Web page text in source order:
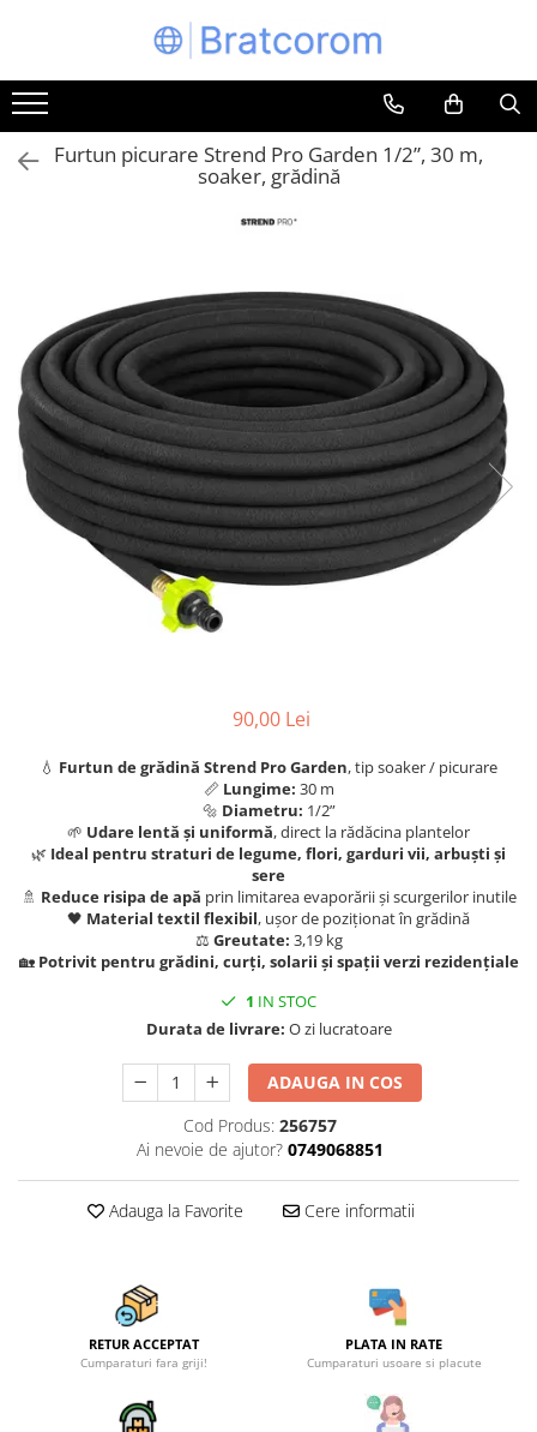
Toate Produsele
Articole animale
Adapatoare animale
Produse igiena externa animale
Auto
Bucatarii de vara Tuozi
Casa
Articole ambalare
Articole bucatarie
Articole mobila
Articole organizare
Articole Sportive
Constructii
Accesorii gresie si faianta
Accesorii pentru faianta, gresie si
mozaicuri
Accesorii polizare si slefuire
Accesorii vopsire si tencuire
Materiale electrice
Sarma constructii
Scule, unelte si masini
Suruburi, dibluri si accesorii
Corpuri de iluminat
Lustre si pendule
Furtun picurare Strend Pro Garden 1/2”, 30 m,
soaker, grădină
90,00 Lei
💧 Furtun de grădină Strend Pro Garden, tip soaker / picurare
📏 Lungime: 30 m
🔩 Diametru: 1/2”
🌱 Udare lentă și uniformă, direct la rădăcina plantelor
🌿 Ideal pentru straturi de legume, flori, garduri vii, arbuști și
sere
🚿 Reduce risipa de apă prin limitarea evaporării și scurgerilor inutile
🖤 Material textil flexibil, ușor de poziționat în grădină
⚖️ Greutate: 3,19 kg
🏡 Potrivit pentru grădini, curți, solarii și spații verzi rezidențiale
1 IN STOC
Durata de livrare: O zi lucratoare
ADAUGA IN COS
Cod Produs: 256757
Ai nevoie de ajutor? 0749068851
Adauga la Favorite Cere informatii
RETUR ACCEPTAT
Cumparaturi fara griji!
PLATA IN RATE
Cumparaturi usoare si placute